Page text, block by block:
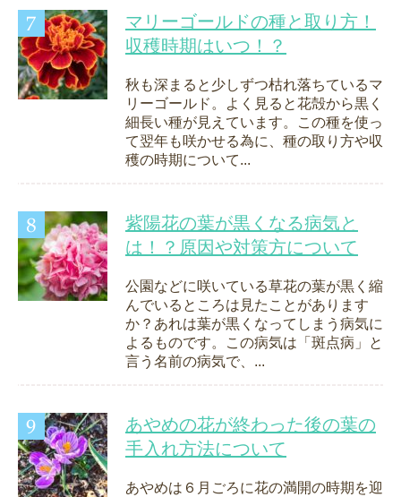
マリーゴールドの種と取り方！
収穫時期はいつ！？
秋も深まると少しずつ枯れ落ちているマ
リーゴールド。よく見ると花殻から黒く
細長い種が見えています。この種を使っ
て翌年も咲かせる為に、種の取り方や収
穫の時期について...
紫陽花の葉が黒くなる病気と
は！？原因や対策方について
公園などに咲いている草花の葉が黒く縮
んでいるところは見たことがあります
か？あれは葉が黒くなってしまう病気に
よるものです。この病気は「斑点病」と
言う名前の病気で、...
あやめの花が終わった後の葉の
手入れ方法について
あやめは６月ごろに花の満開の時期を迎